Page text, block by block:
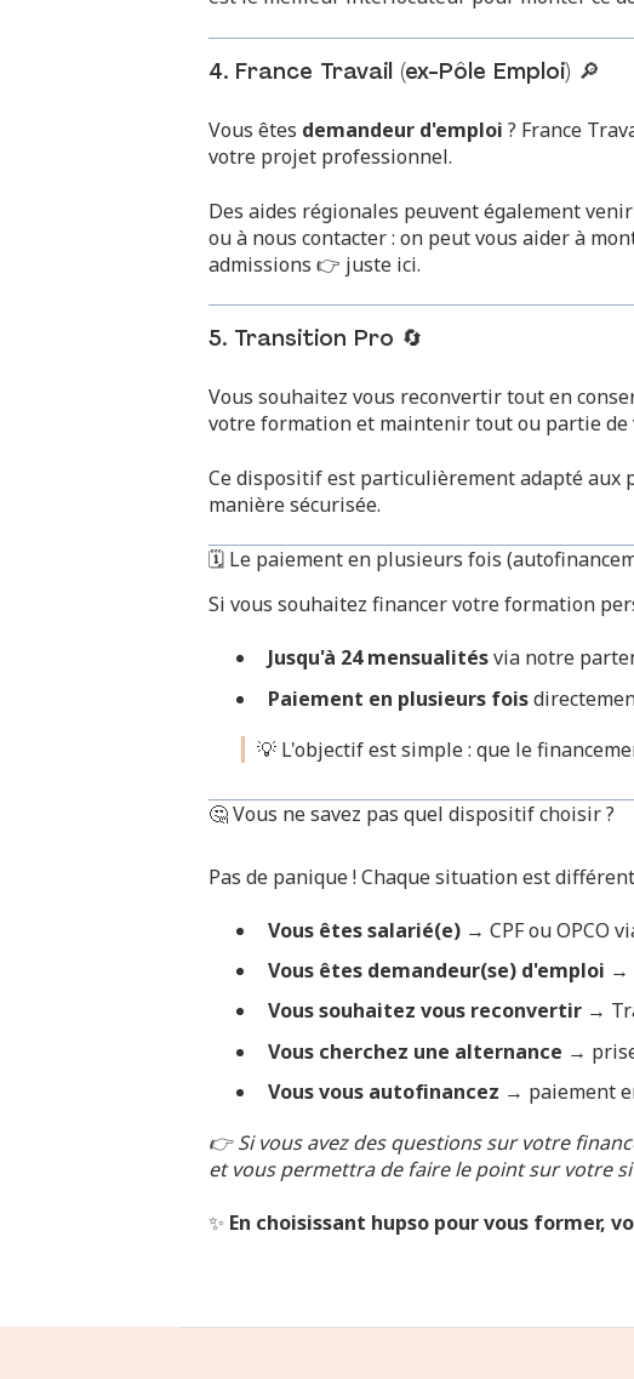
4. France Travail (ex-Pôle Emploi) 🔎
Vous êtes demandeur d'emploi ? France
votre projet professionnel.
Des aides régionales peuvent également
ou à nous contacter : on peut vous aider à
admissions 👉 juste ici.
5. Transition Pro 🔄
Vous souhaitez vous reconvertir tout en
votre formation et maintenir tout ou partie
Ce dispositif est particulièrement adapté aux
manière sécurisée.
🗓️ Le paiement en plusieurs fois
Si vous souhaitez financer votre formation
Jusqu'à 24 mensualitésvia notre
Paiement en plusieurs fois
💡 L'objectif est simple : que le
🤔 Vous ne savez pas quel dispositif choisir ?
Pas de panique ! Chaque situation est
Vous êtes salarié(e) → CPF ou OPCO
Vous êtes demandeur(se) d'emploi →
Vous souhaitez vous reconvertir →
Vous cherchez une alternance →
Vous vous autofinancez → paiement
👉 Si vous avez des questions sur votre
et vous permettra de faire le point sur votre
✨ En choisissant hupso pour vous former,